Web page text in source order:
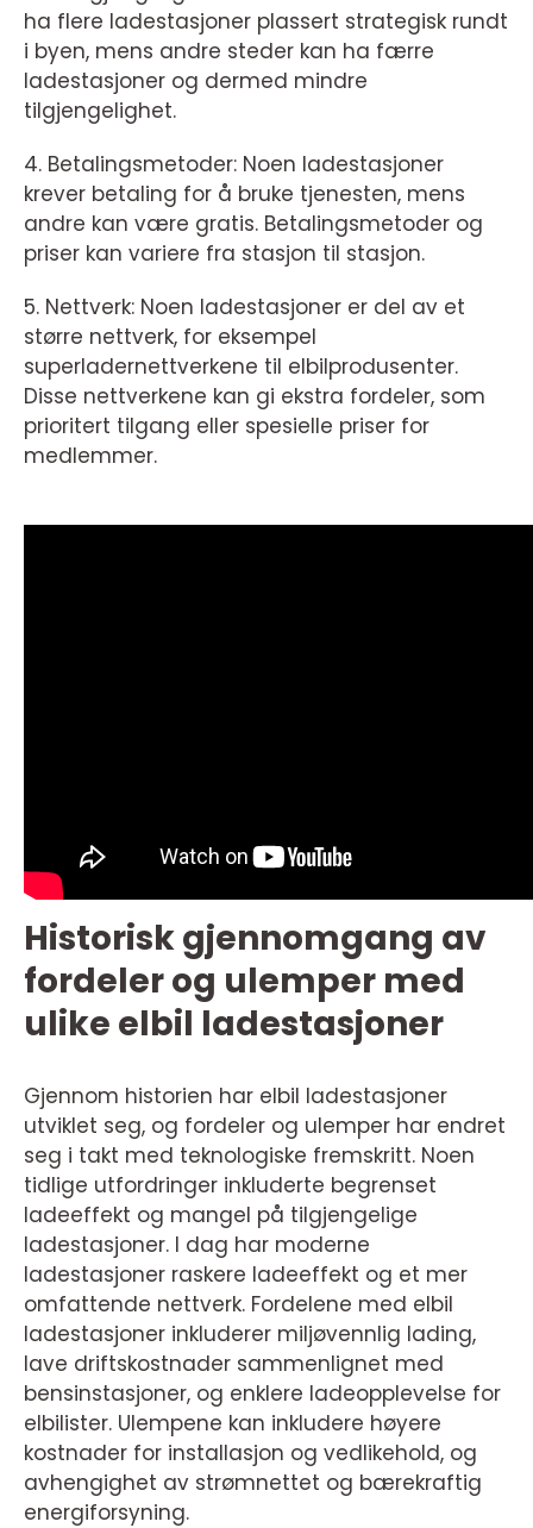
ha flere ladestasjoner plassert strategisk rundt
i byen, mens andre steder kan ha færre
ladestasjoner og dermed mindre
tilgjengelighet.
4. Betalingsmetoder: Noen ladestasjoner
krever betaling for å bruke tjenesten, mens
andre kan være gratis. Betalingsmetoder og
priser kan variere fra stasjon til stasjon.
5. Nettverk: Noen ladestasjoner er del av et
større nettverk, for eksempel
superladernettverkene til elbilprodusenter.
Disse nettverkene kan gi ekstra fordeler, som
prioritert tilgang eller spesielle priser for
medlemmer.
Historisk gjennomgang av
fordeler og ulemper med
ulike elbil ladestasjoner
Gjennom historien har elbil ladestasjoner
utviklet seg, og fordeler og ulemper har endret
seg i takt med teknologiske fremskritt. Noen
tidlige utfordringer inkluderte begrenset
ladeeffekt og mangel på tilgjengelige
ladestasjoner. I dag har moderne
ladestasjoner raskere ladeeffekt og et mer
omfattende nettverk. Fordelene med elbil
ladestasjoner inkluderer miljøvennlig lading,
lave driftskostnader sammenlignet med
bensinstasjoner, og enklere ladeopplevelse for
elbilister. Ulempene kan inkludere høyere
kostnader for installasjon og vedlikehold, og
avhengighet av strømnettet og bærekraftig
energiforsyning.